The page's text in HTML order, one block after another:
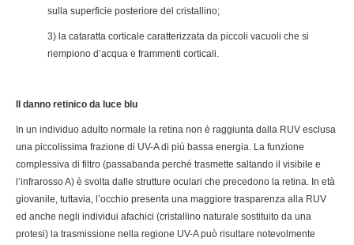
sulla superficie posteriore del cristallino;
3) la cataratta corticale caratterizzata da piccoli vacuoli che si
riempiono d’acqua e frammenti corticali.
Il danno retinico da luce blu
In un individuo adulto normale la retina non è raggiunta dalla RUV esclusa
una piccolissima frazione di UV-A di più bassa energia. La funzione
complessiva di filtro (passabanda perché trasmette saltando il visibile e
l’infrarosso A) è svolta dalle strutture oculari che precedono la retina. In età
giovanile, tuttavia, l’occhio presenta una maggiore trasparenza alla RUV
ed anche negli individui afachici (cristallino naturale sostituito da una
protesi) la trasmissione nella regione UV-A può risultare notevolmente